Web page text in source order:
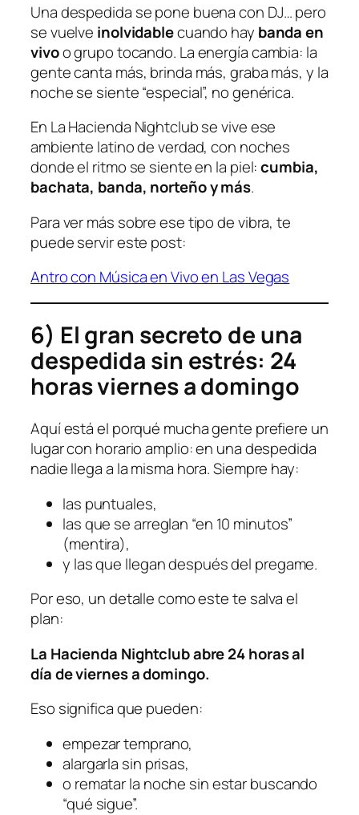
Una despedida se pone buena con DJ… pero
se vuelve inolvidablecuando hay banda en
vivoo grupo tocando. La energía cambia: la
gente canta más, brinda más, graba más, y la
noche se siente “especial”, no genérica.
En La Hacienda Nightclub se vive ese
ambiente latino de verdad, con noches
donde el ritmo se siente en la piel:cumbia,
bachata, banda, norteño y más.
Para ver más sobre ese tipo de vibra, te
puede servir este post:
Antro con Música en Vivo en Las Vegas
6) El gran secreto de una
despedida sin estrés: 24
horas viernes a domingo
Aquí está el porqué mucha gente prefiere un
lugar con horario amplio: en una despedida
nadie llega a la misma hora. Siempre hay:
las puntuales,
las que se arreglan “en 10 minutos”
(mentira),
y las que llegan después del pregame.
Por eso, un detalle como este te salva el
plan:
La Hacienda Nightclub abre 24 horas al
día de viernes a domingo.
Eso significa que pueden:
empezar temprano,
alargarla sin prisas,
o rematar la noche sin estar buscando
“qué sigue”.